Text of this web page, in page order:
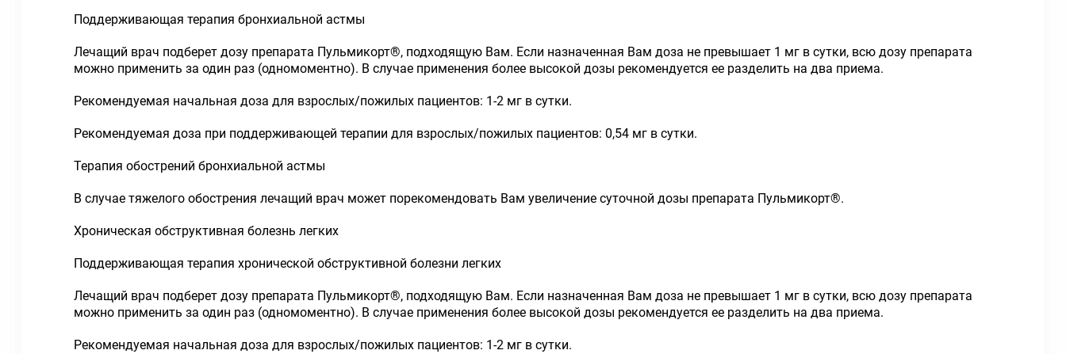
Поддерживающая терапия бронхиальной астмы
Лечащий врач подберет дозу препарата Пульмикорт®, подходящую Вам. Если назначенная Вам доза не превышает 1 мг в сутки, всю дозу препарата
можно применить за один раз (одномоментно). В случае применения более высокой дозы рекомендуется ее разделить на два приема.
Рекомендуемая начальная доза для взрослых/пожилых пациентов: 1-2 мг в сутки.
Рекомендуемая доза при поддерживающей терапии для взрослых/пожилых пациентов: 0,5­4 мг в сутки.
Терапия обострений бронхиальной астмы
В случае тяжелого обострения лечащий врач может порекомендовать Вам увеличение суточной дозы препарата Пульмикорт®.
Хроническая обструктивная болезнь легких
Поддерживающая терапия хронической обструктивной болезни легких
Лечащий врач подберет дозу препарата Пульмикорт®, подходящую Вам. Если назначенная Вам доза не превышает 1 мг в сутки, всю дозу препарата
можно применить за один раз (одномоментно). В случае применения более высокой дозы рекомендуется ее разделить на два приема.
Рекомендуемая начальная доза для взрослых/пожилых пациентов: 1-2 мг в сутки.